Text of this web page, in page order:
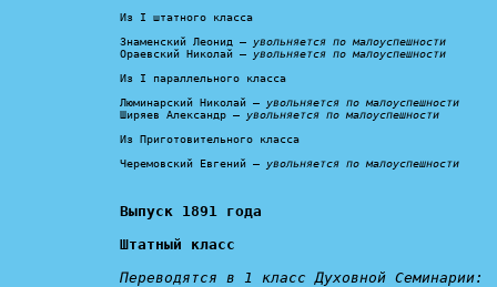
Из I штатного класса
Знаменский Леонид — увольняется по малоуспешности
Ораевский Николай — увольняется по малоуспешности
Из I параллельного класса
Люминарский Николай — увольняется по малоуспешности
Ширяев Александр — увольняется по малоуспешности
Из Приготовительного класса
Черемовский Евгений — увольняется по малоуспешности
Выпуск 1891 года
Штатный класс
Переводятся в 1 класс Духовной Семинарии: